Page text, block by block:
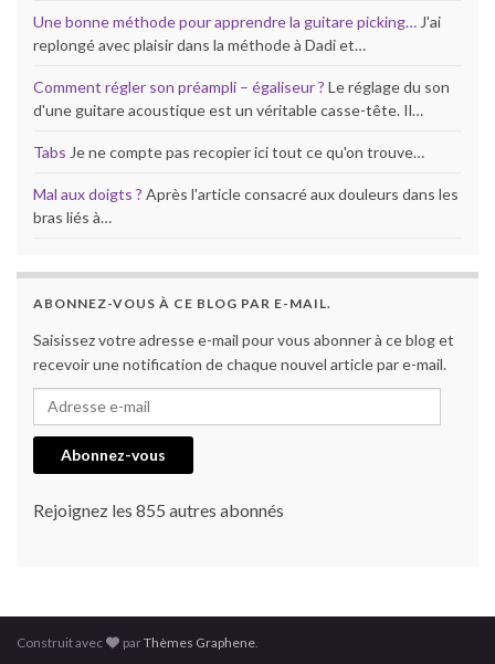
Une bonne méthode pour apprendre la guitare picking… J'ai
replongé avec plaisir dans la méthode à Dadi et…
Comment régler son préampli – égaliseur ? Le réglage du son
d'une guitare acoustique est un véritable casse-tête. Il…
Tabs Je ne compte pas recopier ici tout ce qu'on trouve…
Mal aux doigts ? Après l'article consacré aux douleurs dans les
bras liés à…
ABONNEZ-VOUS À CE BLOG PAR E-MAIL.
Saisissez votre adresse e-mail pour vous abonner à ce blog et
recevoir une notification de chaque nouvel article par e-mail.
Adresse e-mail
Abonnez-vous
Rejoignez les 855 autres abonnés
Construit avec parThèmes Graphene